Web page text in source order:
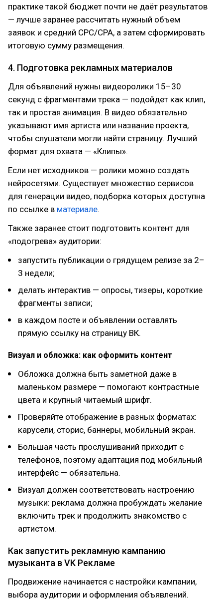
практике такой бюджет почти не даёт результатов
— лучше заранее рассчитать нужный объем
заявок и средний CPC/CPA, а затем сформировать
итоговую сумму размещения.
4. Подготовка рекламных материалов
Для объявлений нужны видеоролики 15–30
секунд с фрагментами трека — подойдет как клип,
так и простая анимация. В видео обязательно
указывают имя артиста или название проекта,
чтобы слушатели могли найти страницу. Лучший
формат для охвата — «Клипы».
Если нет исходников — ролики можно создать
нейросетями. Существует множество сервисов
для генерации видео, подборка которых доступна
по ссылке в материале.
Также заранее стоит подготовить контент для
«подогрева» аудитории:
запустить публикации о грядущем релизе за 2–
3 недели;
делать интерактив — опросы, тизеры, короткие
фрагменты записи;
в каждом посте и объявлении оставлять
прямую ссылку на страницу ВК.
Визуал и обложка: как оформить контент
Обложка должна быть заметной даже в
маленьком размере — помогают контрастные
цвета и крупный читаемый шрифт.
Проверяйте отображение в разных форматах:
карусели, сторис, баннеры, мобильный экран.
Большая часть прослушиваний приходит с
телефонов, поэтому адаптация под мобильный
интерфейс — обязательна.
Визуал должен соответствовать настроению
музыки: реклама должна пробуждать желание
включить трек и продолжить знакомство с
артистом.
Как запустить рекламную кампанию
музыканта в VK Рекламе
Продвижение начинается с настройки кампании,
выбора аудитории и оформления объявлений.